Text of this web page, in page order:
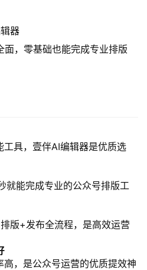
器
面，零基础也能完成专业排版
具，壹伴AI编辑器是优质选
就能完成专业的公众号排版工
版+发布全流程，是高效运营
，是公众号运营的优质提效神